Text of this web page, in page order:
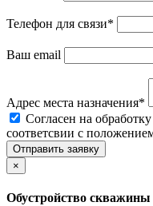
Телефон для связи*
Ваш email
Адрес места назначения*
Cогласен на
соответсвии с
Отправить заявку
×
Обустройство скважины